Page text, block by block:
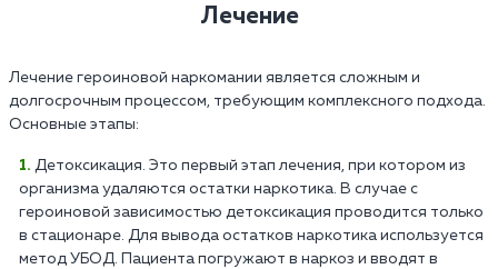
Лечение
Лечение героиновой наркомании является сложным и
долгосрочным процессом, требующим комплексного подхода.
Основные этапы:
Детоксикация. Это первый этап лечения, при котором из
организма удаляются остатки наркотика. В случае с
героиновой зависимостью детоксикация проводится только
в стационаре. Для вывода остатков наркотика используется
метод УБОД. Пациента погружают в наркоз и вводят в